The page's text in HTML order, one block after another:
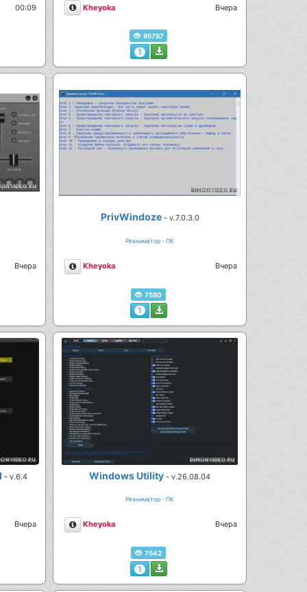
00:09 Описание
Kheyoka Вчера
95787
1
Вчера
PrivWindoze- v.7.0.3.0
Реаниматор - ПК
Описание
Kheyoka Вчера
7580
1
- v.6.4
Вчера
Windows Utility - v.26.08.04
Реаниматор - ПК
Описание
Kheyoka Вчера
7542
1